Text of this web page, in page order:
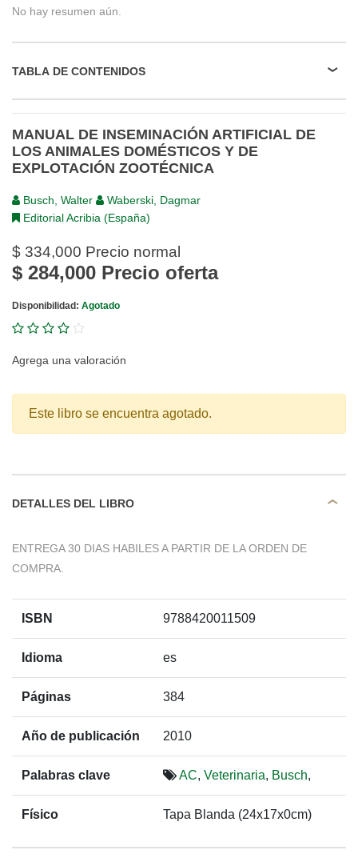
No hay resumen aún.
TABLA DE CONTENIDOS
MANUAL DE INSEMINACIÓN ARTIFICIAL DE
LOS ANIMALES DOMÉSTICOS Y DE
EXPLOTACIÓN ZOOTÉCNICA
Busch, Walter
Waberski, Dagmar
Editorial Acribia (España)
$ 334,000 Precio normal
$ 284,000 Precio oferta
Disponibilidad: Agotado
Agrega una valoración
Este libro se encuentra agotado.
DETALLES DEL LIBRO
ENTREGA 30 DIAS HABILES A PARTIR DE LA ORDEN DE
COMPRA.
ISBN 9788420011509
Idioma es
Páginas 384
Año de publicación 2010
Palabras clave AC, Veterinaria, Busch,
Físico Tapa Blanda (24x17x0cm)